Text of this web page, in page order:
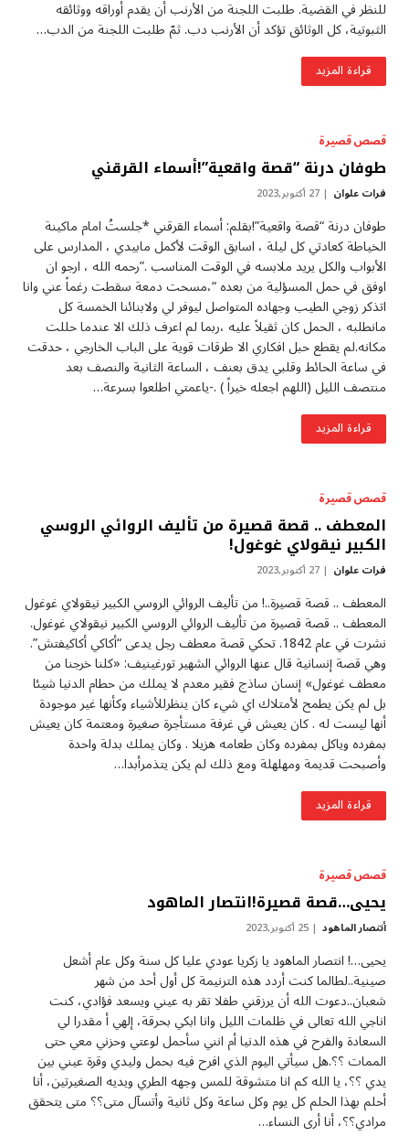
للنظر في القضية. طلبت اللجنة من الأرنب أن يقدم أوراقه ووثائقه
الثبوتية، كل الوثائق تؤكد أن الأرنب دب. ثمّ طلبت اللجنة من الدب…
قراءة المزيد
قصص قصيرة
طوفان درنة “قصة واقعية”!أسماء القرقني
فرات علوان 27 أكتوبر,2023
طوفان درنة “قصة واقعية”!بقلم: أسماء القرقني *جلستُ امام ماكينة
الخياطة كعادتي كل ليلة ، اسابق الوقت لأكمل مابيدي ، المدارس على
الأبواب والكل يريد ملابسه في الوقت المناسب .”رحمه الله ، ارجو ان
اوفق في حمل المسؤلية من بعده “،مسحت دمعة سقطت رغماً عني وانا
اتذكر زوجي الطيب وجهاده المتواصل ليوفر لي ولابنائنا الخمسة كل
مانطلبه ، الحمل كان ثقيلاً عليه ،ربما لم اعرف ذلك الا عندما حللت
مكانه.لم يقطع حبل افكاري الا طرقات قوية على الباب الخارجي ، حدقت
في ساعة الحائط وقلبي يدق بعنف ، الساعة الثانية والنصف بعد
منتصف الليل (اللهم اجعله خيراً ) .-ياعمتي اطلعوا بسرعة…
قراءة المزيد
قصص قصيرة
المعطف .. قصة قصيرة من تأليف الروائي الروسي
الكبير نيقولاي غوغول!
فرات علوان 27 أكتوبر,2023
المعطف .. قصة قصيرة..! من تأليف الروائي الروسي الكبير نيقولاي غوغول
المعطف .. قصة قصيرة من تأليف الروائي الروسي الكبير نيقولاي غوغول.
نشرت في عام 1842. تحكي قصة معطف رجل يدعى “أكاكي أكاكيفتش”.
وهي قصة إنسانية قال عنها الروائي الشهير تورغينيف: «كلنا خرجنا من
معطف غوغول» إنسان ساذج فقير معدم لا يملك من حطام الدنيا شيئا
بل لم يكن يطمح لأمتلاك اي شيء كان ينظرللأشياء وكأنها غير موجودة
أنها ليست له . كان يعيش في غرفة مستأجرة صغيرة ومعتمة كان يعيش
بمفرده وياكل بمفرده وكان طعامه هزيلا . وكان يملك بدلة واحدة
وأصبحت قديمة ومهلهلة ومع ذلك لم يكن يتذمرأبدا…
قراءة المزيد
قصص قصيرة
يحيى…قصة قصيرة!انتصار الماهود
أنتصار الماهود 25 أكتوبر,2023
يحيى…! انتصار الماهود يا زكريا عودي عليا كل سنة وكل عام أشعل
صينية..لطالما كنت أردد هذه الترنيمة كل أول أحد من شهر
شعبان..دعوت الله أن يرزقني طفلا تقر به عيني ويسعد فؤادي، كنت
اناجي الله تعالى في ظلمات الليل وانا ابكي بحرقة، إلهي أ مقدرا لي
السعادة والفرح في هذه الدنيا أم انني سأحمل لوعتي وحزني معي حتى
الممات ؟؟.هل سيأتي اليوم الذي افرح فيه بحمل وليدي وقرة عيني بين
يدي ؟؟، يا الله كم انا متشوقة للمس وجهه الطري ويديه الصغيرتين، أنا
أحلم بهذا الحلم كل يوم وكل ساعة وكل ثانية وأتسآل متى؟؟ متى يتحقق
مرادي؟؟، أنا أرى النساء…